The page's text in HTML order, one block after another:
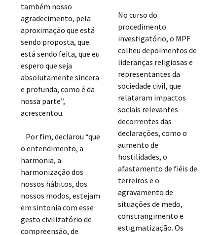
também nosso
agradecimento, pela
aproximação que está
sendo proposta, que
está sendo feita, que eu
espero que seja
absolutamente sincera
e profunda, como é da
nossa parte”,
acrescentou.
Por fim, declarou “que
o entendimento, a
harmonia, a
harmonização dos
nossos hábitos, dos
nossos modos, estejam
em sintonia com esse
gesto civilizatório de
compreensão, de
No curso do
procedimento
investigatório, o MPF
colheu depoimentos de
lideranças religiosas e
representantes da
sociedade civil, que
relataram impactos
sociais relevantes
decorrentes das
declarações, como o
aumento de
hostilidades, o
afastamento de fiéis de
terreiros e o
agravamento de
situações de medo,
constrangimento e
estigmatização. Os